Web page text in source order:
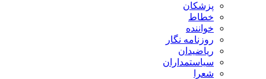
پزشکان
خطاط
خواننده
روزنامه نگار
ریاضیدان
سیاستمداران
شعرا